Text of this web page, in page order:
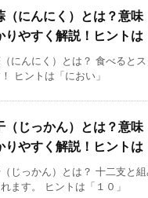
（にんにく）とは？意味
りやすく解説！ヒントは
にんにく）とは？ 食べると
ヒントは「におい」
（じっかん）とは？意味
りやすく解説！ヒントは
じっかん）とは？ 十二支と
ます。 ヒントは「１０」